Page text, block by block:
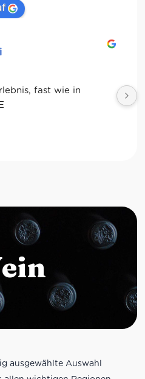
ausgewählte Auswahl